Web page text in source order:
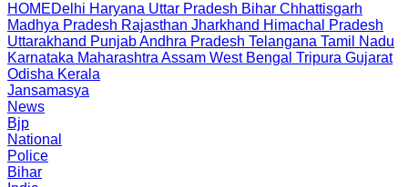
HOMEDelhi Haryana Uttar Pradesh Bihar Chhattisgarh
Madhya Pradesh Rajasthan Jharkhand Himachal Pradesh
Uttarakhand PunjabAndhra Pradesh Telangana Tamil Nadu
Karnataka Maharashtra Assam West Bengal Tripura Gujarat
Odisha Kerala
Jansamasya
News
Bjp
National
Police
Bihar